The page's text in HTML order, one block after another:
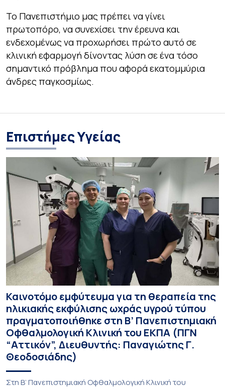
Το Πανεπιστήμιο μας πρέπει να γίνει
πρωτοπόρο, να συνεχίσει την έρευνα και
ενδεχομένως να προχωρήσει πρώτο αυτό σε
κλινική εφαρμογή δίνοντας λύση σε ένα τόσο
σημαντικό πρόβλημα που αφορά εκατομμύρια
άνδρες παγκοσμίως.
Επιστήμες Υγείας
Καινοτόμο εμφύτευμα για τη θεραπεία της
ηλικιακής εκφύλισης ωχράς υγρού τύπου
πραγματοποιήθηκε στη Β’ Πανεπιστημιακή
Οφθαλμολογική Κλινική του ΕΚΠΑ (ΠΓΝ
“Αττικόν”, Διευθυντής: Παναγιώτης Γ.
Θεοδοσιάδης)
Στη Β’ Πανεπιστημιακή Οφθαλμολογική Κλινική του